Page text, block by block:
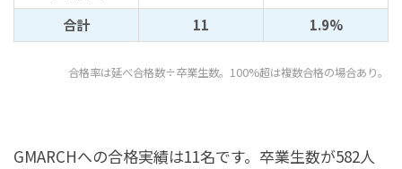
合計
11 1.9%
合格率は延べ合格数÷卒業生数。100%超は複数合格の場合あり。
GMARCHへの合格実績は11名です。卒業生数が582人